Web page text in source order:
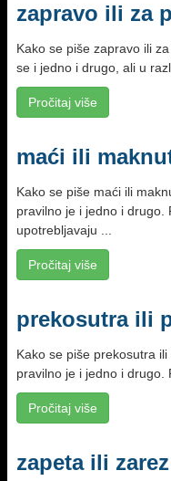
zapravo ili za
Kako se piše zapravo ili
se i jedno i drugo, ali u
Pročitaj više
maći ili
Kako se piše maći ili
pravilno je i jedno i drugo.
upotrebljavaju ...
Pročitaj više
prekosutra ili
Kako se piše prekosutra
pravilno je i jedno i drugo.
Pročitaj više
zapeta ili